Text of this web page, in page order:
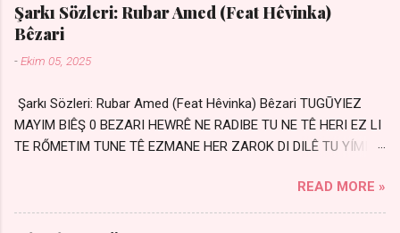
Şarkı Sözleri: Rubar Amed (Feat Hêvinka)
Bêzari
-Ekim 05, 2025
Şarkı Sözleri: Rubar Amed (Feat Hêvinka) Bêzari TUGŪYIEZ
MAYIM BIÊŞ 0 BEZARI HEWRÊ NE RADIBE TU NE TÊ HERI EZ LI
TE RŐMETIM TUNE TÊ EZMANE HER ZAROK DI DILÊ TU YÍMIN
Silinmis yarıda. Hasretin yel gibi Eser yar içimden Bir kıza sevdalı
Yaralı adamım. Sensizlik bir hançer Geceler susmuyor Yaralı
READ MORE »